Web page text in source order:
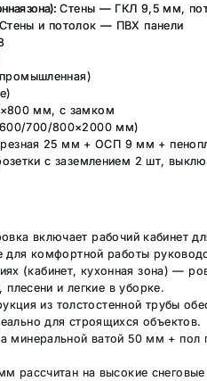
зона): Стены — ГКЛ 9,5 мм,
Стены и потолок — ПВХ панели
мм, с замком
700/800×2000 мм)
25 мм + ОСП 9 мм +
с заземлением 2 шт,
включает рабочий кабинет
комфортной работы
(кабинет, кухонная зона) —
и легкие в уборке.
из толстостенной трубы
для строящихся объектов.
минеральной ватой 50 мм +
рассчитан на высокие